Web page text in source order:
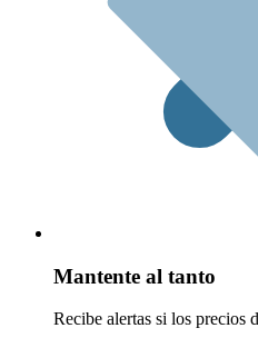
Mantente al tanto
Recibe alertas si los precios